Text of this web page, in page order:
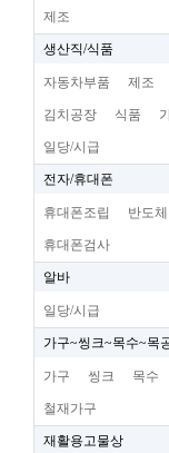
제조
생산직/식품
자동차부품 제조
김치공장 식품
일당/시급
전자/휴대폰
휴대폰조립 반도체
휴대폰검사
알바
일당/시급
가구~씽크~목수~목
가구 씽크 목수
철재가구
재활용고물상